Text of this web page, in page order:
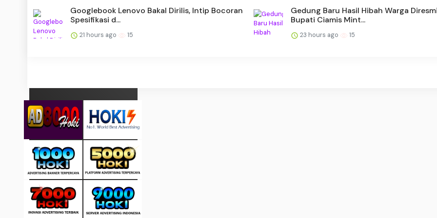
Googlebook Lenovo Bakal Dirilis, Intip Bocoran
Spesifikasi d...
21 hours ago 15
Gedung Baru Hasil Hibah Warga
Bupati Ciamis Mint...
23 hours ago 15